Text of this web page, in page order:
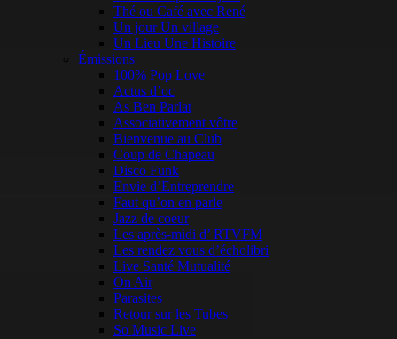
Thé ou Café avec René
Un jour Un village
Un Lieu Une Histoire
Émissions
100% Pop Love
Actus d’oc
As Ben Parlat
Associativement vôtre
Bienvenue au Club
Coup de Chapeau
Disco Funk
Envie d’Entreprendre
Faut qu’on en parle
Jazz de coeur
Les après-midi d’ RTVFM
Les rendez vous d’écholibri
Live Santé Mutualité
On Air
Parasites
Retour sur les Tubes
So Music Live